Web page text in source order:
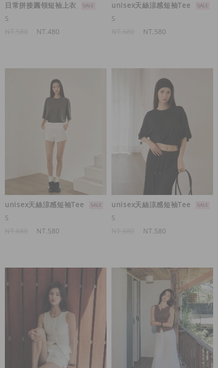
日常拼接圓領短袖上衣
S
NT.480
unisex天絲涼感短袖Tee
S
NT.580
unisex天絲涼感短袖Tee
S
NT.580
unisex天絲涼感短袖Tee
S
NT.580